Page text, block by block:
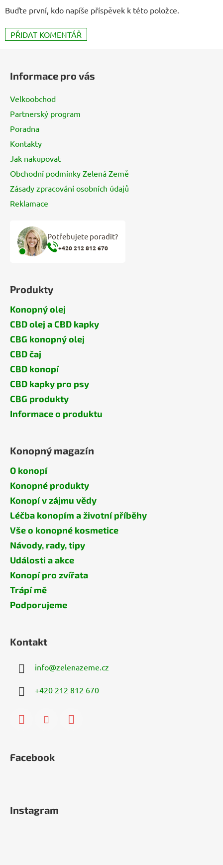
Buďte první, kdo napíše příspěvek k této položce.
PŘIDAT KOMENTÁŘ
Informace pro vás
Velkoobchod
Partnerský program
Poradna
Kontakty
Jak nakupovat
Obchodní podmínky Zelená Země
Zásady zpracování osobních údajů
Reklamace
Potřebujete poradit?
+420 212 812 670
Produkty
Konopný olej
CBD olej a CBD kapky
CBG konopný olej
CBD čaj
CBD konopí
CBD kapky pro psy
CBG produkty
Informace o produktu
Konopný magazín
O konopí
Konopné produkty
Konopí v zájmu vědy
Léčba konopím a životní příběhy
Vše o konopné kosmetice
Návody, rady, tipy
Události a akce
Konopí pro zvířata
Trápí mě
Podporujeme
Kontakt
info@zelenazeme.cz
+420 212 812 670
Facebook
Instagram